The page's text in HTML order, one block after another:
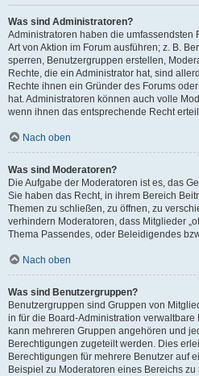
Was sind Administratoren?
Administratoren haben die umfassendsten
Art von Aktion im Forum ausführen; z. B.
sperren, Benutzergruppen erstellen,
Rechte, die ein Administrator hat, sind
Rechte ihnen ein Gründer des Forums
hat. Administratoren können auch volle
wenn ihnen das entsprechende Recht
Nach oben
Was sind Moderatoren?
Die Aufgabe der Moderatoren ist es, das
Sie haben das Recht, in ihrem Bereich
Themen zu schließen, zu öffnen, zu
verhindern Moderatoren, dass Mitglieder
Thema Passendes, oder Beleidigendes
Nach oben
Was sind Benutzergruppen?
Benutzergruppen sind Gruppen von
in für die Board-Administration verwaltbare
kann mehreren Gruppen angehören und
Berechtigungen zugeteilt werden. Dies
Berechtigungen für mehrere Benutzer auf
Beispiel zu Moderatoren eines Bereichs